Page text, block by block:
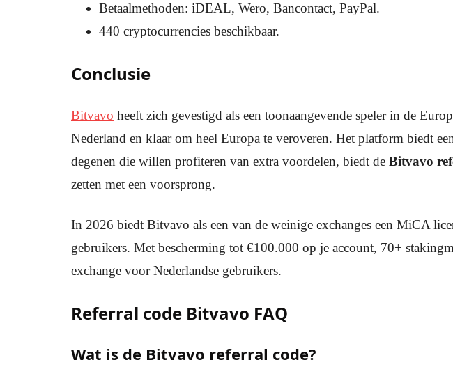
Betaalmethoden: iDEAL, Wero, Bancontact, PayPal.
440 cryptocurrencies beschikbaar.
Conclusie
Bitvavo heeft zich gevestigd als een toonaangevende speler in de
Nederland en klaar om heel Europa te veroveren. Het platform biedt
degenen die willen profiteren van extra voordelen, biedt de Bitvavo
zetten met een voorsprong.
In 2026 biedt Bitvavo als een van de weinige exchanges een MiCA
gebruikers. Met bescherming tot €100.000 op je account, 70+
exchange voor Nederlandse gebruikers.
Referral code Bitvavo FAQ
Wat is de Bitvavo referral code?